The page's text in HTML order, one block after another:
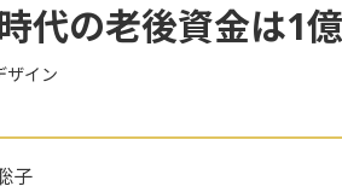
代の老後資金は1
ザイン
子